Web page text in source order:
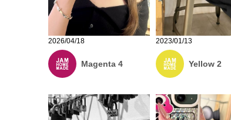
2026/04/18
Magenta 4
2023/01/13
Yellow 2